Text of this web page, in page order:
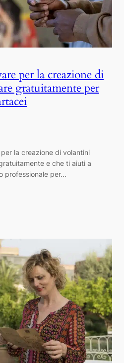
per la creazione di
gratuitamente per
la creazione di volantini
e che ti aiuti a
professionale per...